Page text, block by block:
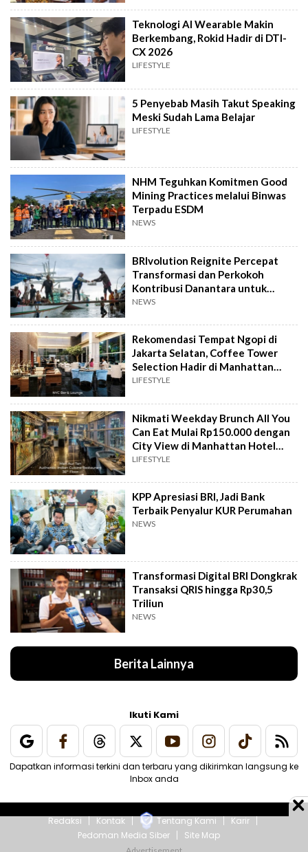
Teknologi AI Wearable Makin
Berkembang, Rokid Hadir di DTI-
CX 2026
LIFESTYLE
5 Penyebab Masih Takut Speaking
Meski Sudah Lama Belajar
LIFESTYLE
NHM Teguhkan Komitmen Good
Mining Practices melalui Binwas
Terpadu ESDM
NEWS
BRIvolution Reignite Percepat
Transformasi dan Perkokoh
Kontribusi Danantara untuk
Ekonomi Nasional
NEWS
Rekomendasi Tempat Ngopi di
Jakarta Selatan, Coffee Tower
Selection Hadir di Manhattan
Hotel Jakarta
LIFESTYLE
Nikmati Weekday Brunch All You
Can Eat Mulai Rp150.000 dengan
City View di Manhattan Hotel
Jakarta
LIFESTYLE
KPP Apresiasi BRI, Jadi Bank
Terbaik Penyalur KUR Perumahan
NEWS
Transformasi Digital BRI Dongkrak
Transaksi QRIS hingga Rp30,5
Triliun
NEWS
Berita Lainnya
Ikuti Kami
Dapatkan informasi terkini dan terbaru yang dikirimkan langsung ke
Inbox anda
Redaksi Kontak Tentang Kami
Karir
Pedoman Media Siber
Site Map